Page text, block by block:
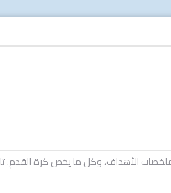
ملخصات الأهداف، وكل ما يخص كرة